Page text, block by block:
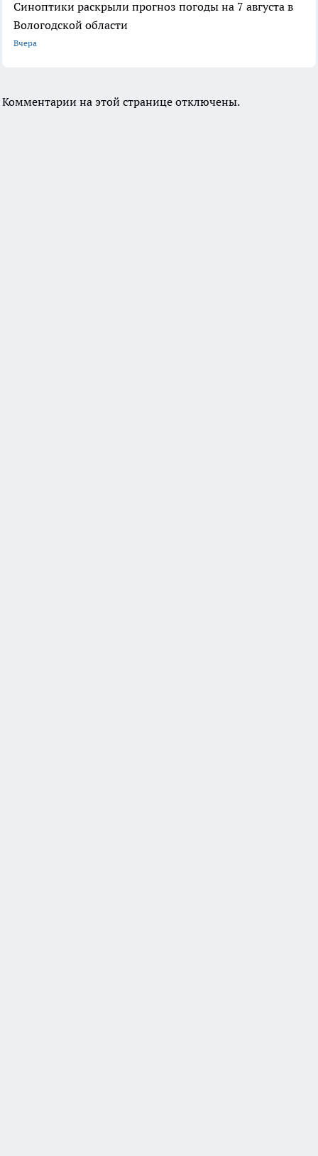
Синоптики раскрыли прогноз погоды на 7 августа в
Вологодской области
Вчера
Комментарии на этой странице отключены.